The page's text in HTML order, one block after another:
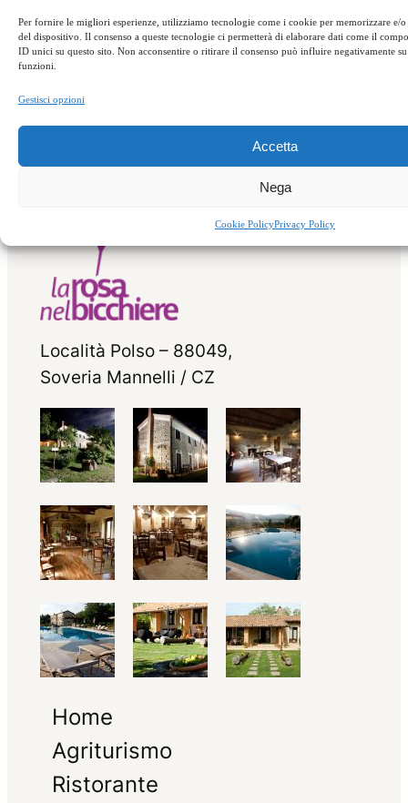
Per fornire le migliori esperienze, utilizziamo tecnologie come i cookie per memorizzare e/
del dispositivo. Il consenso a queste tecnologie ci permetterà di elaborare dati come il
ID unici su questo sito. Non acconsentire o ritirare il consenso può influire negativamente
funzioni.
Gestisci opzioni
Accetta
Nega
Cookie PolicyPrivacy Policy
← Precedente:Il
Successivo:La
“gola” di un esteta
Località Polso – 88049,
Soveria Mannelli / CZ
Home
Agriturismo
Ristorante